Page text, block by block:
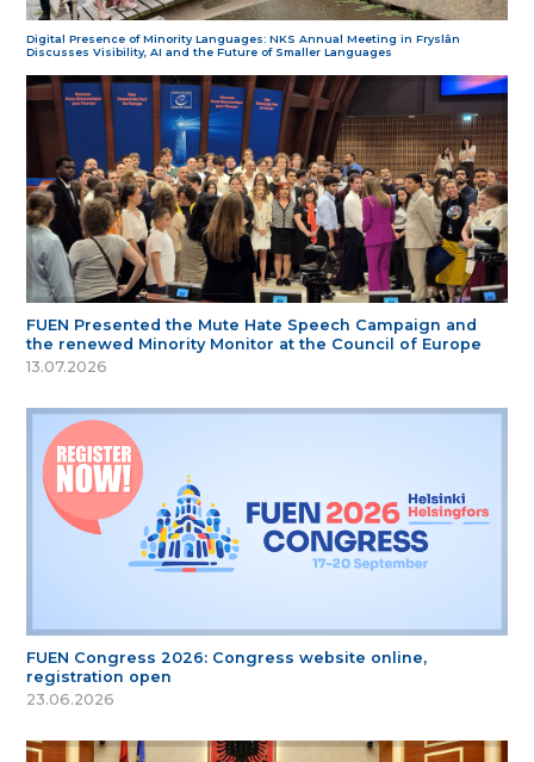
Digital Presence of Minority Languages: NKS Annual Meeting in Fryslân
Discusses Visibility, AI and the Future of Smaller Languages
FUEN Presented the Mute Hate Speech Campaign and
the renewed Minority Monitor at the Council of Europe
13.07.2026
FUEN Congress 2026: Congress website online,
registration open
23.06.2026